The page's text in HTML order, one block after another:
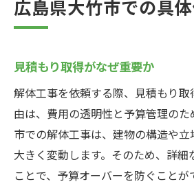
広島県大竹市での具体
見積もり取得がなぜ重要か
解体工事を依頼する際、見積もり
由は、費用の透明性と予算管理の
市での解体工事は、建物の構造や
大きく変動します。そのため、詳細
ことで、予算オーバーを防ぐことが